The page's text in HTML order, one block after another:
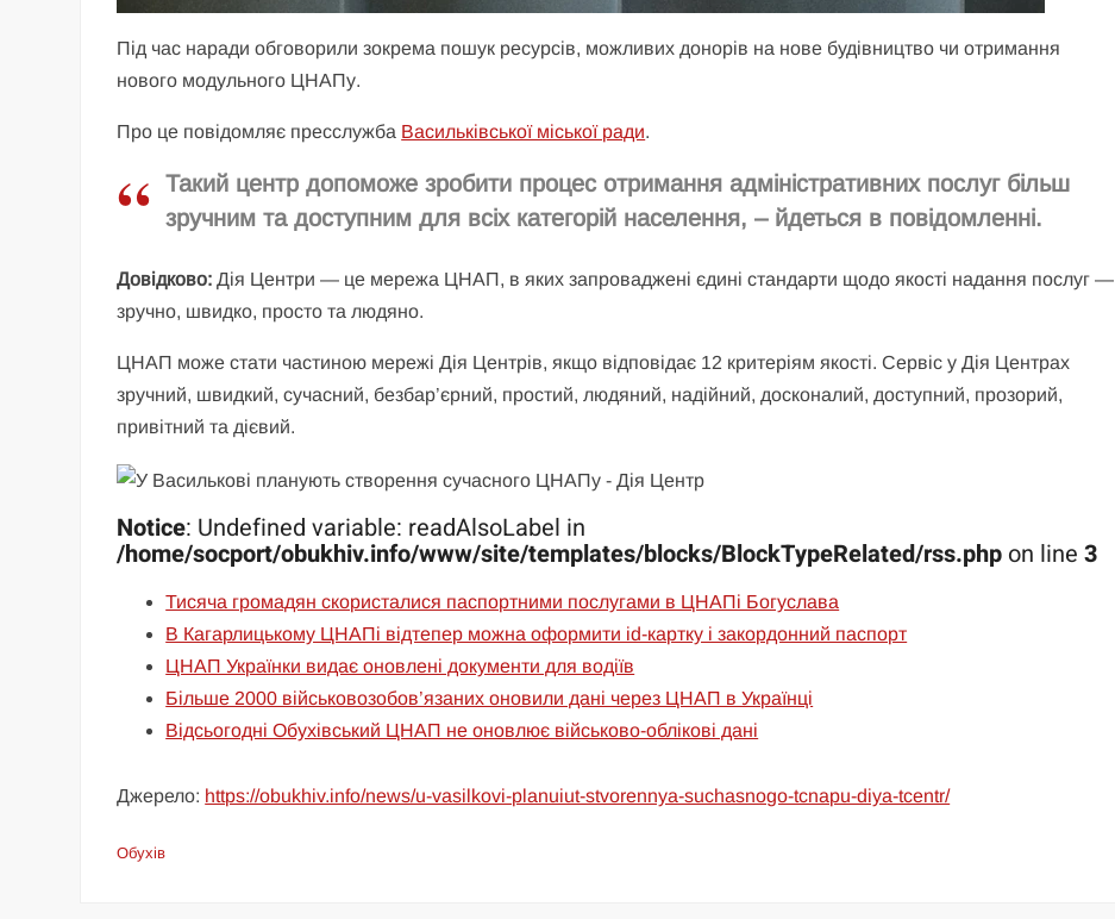
Під час наради обговорили зокрема пошук ресурсів, можливих донорів на нове будівництво чи отримання
нового модульного ЦНАПу.
Про це повідомляє пресслужба Васильківської міської ради.
Такий центр допоможе зробити процес отримання адміністративних послуг більш
зручним та доступним для всіх категорій населення, – йдеться в повідомленні.
Довідково: Дія Центри — це мережа ЦНАП, в яких запроваджені єдині стандарти щодо якості надання послуг —
зручно, швидко, просто та людяно.
ЦНАП може стати частиною мережі Дія Центрів, якщо відповідає 12 критеріям якості. Сервіс у Дія Центрах
зручний, швидкий, сучасний, безбар’єрний, простий, людяний, надійний, досконалий, доступний, прозорий,
привітний та дієвий.
Notice: Undefined variable: readAlsoLabel in
/home/socport/obukhiv.info/www/site/templates/blocks/BlockTypeRelated/rss.php on line3
Тисяча громадян скористалися паспортними послугами в ЦНАПі Богуслава
В Кагарлицькому ЦНАПі відтепер можна оформити id-картку і закордонний паспорт
ЦНАП Українки видає оновлені документи для водіїв
Більше 2000 військовозобов’язаних оновили дані через ЦНАП в Українці
Відсьогодні Обухівський ЦНАП не оновлює військово-облікові дані
Джерело: https://obukhiv.info/news/u-vasilkovi-planuiut-stvorennya-suchasnogo-tcnapu-diya-tcentr/
Обухів